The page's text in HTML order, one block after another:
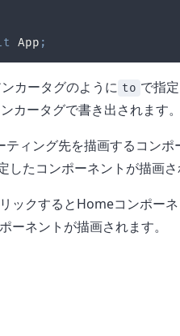
App ;
カータグのように to で指
カータグで書き出されます。
ティング先を描画するコンポ
したコンポーネントが描画さ
ックするとHomeコンポー
ーネントが描画されます。